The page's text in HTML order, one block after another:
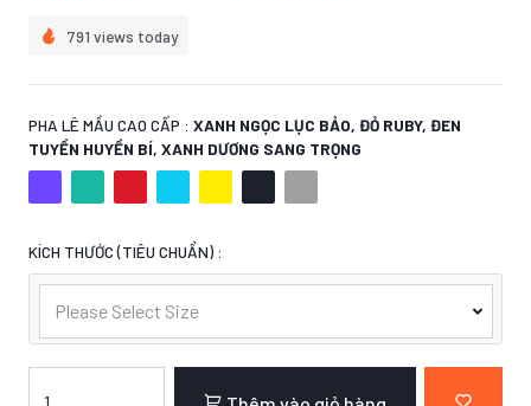
791 views today
PHA LÊ MẦU CAO CẤP : XANH NGỌC LỤC BẢO, ĐỎ RUBY, ĐEN
TUYỀN HUYỀN BÍ, XANH DƯƠNG SANG TRỌNG
KÍCH THƯỚC (TIÊU CHUẨN) :
Please Select Size